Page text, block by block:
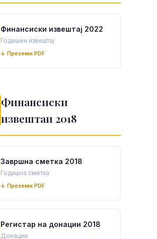
Финансиски извештај 2022
Годишен извештај
↓ Преземи PDF
Финансиски
извештаи 2018
Завршна сметка 2018
Годишна сметка
↓ Преземи PDF
Регистар на донации 2018
Донации